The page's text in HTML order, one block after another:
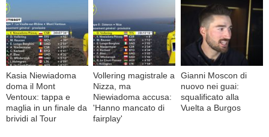
Kasia Niewiadoma
doma il Mont
Ventoux: tappa e
maglia in un finale da
brividi al Tour
Vollering magistrale a
Nizza, ma
Niewiadoma accusa:
'Hanno mancato di
fairplay'
Gianni Moscon di
nuovo nei guai:
squalificato alla
Vuelta a Burgos